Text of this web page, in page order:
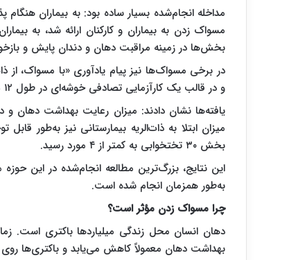
مداخله انجام‌شده بسیار ساده بود: به بیماران
مسواک زدن به بیماران و کارکنان ارائه شد، به
بخش‌ها در زمینه مراقبت دهان و دندان پایش و
در برخی مسواک‌ها نیز پیام یادآوری «با مسواک، از
و در قالب یک کارآزمایی تصادفی خوشه‌ای در طول ۱۲ ماه اجرا شد.
بخش ۳۰ تختخوابی به کمتر از ۴ مورد رسید.
این نتایج، بزرگ‌ترین مطالعه انجام‌شده در این
به‌طور همزمان انجام شده است.
چرا مسواک زدن مؤثر است؟
دهان انسان محل زندگی میلیاردها باکتری است.
بهداشت دهان معمولاً کاهش می‌یابد و باکتری‌ها روی